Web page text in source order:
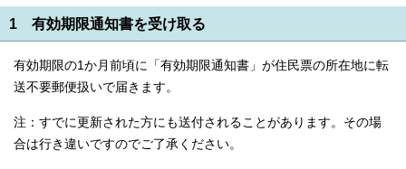
1 有効期限通知書を受け取る
有効期限の1か月前頃に「有効期限通知書」が住民票の所在地に転
送不要郵便扱いで届きます。
注：すでに更新された方にも送付されることがあります。その場
合は行き違いですのでご了承ください。